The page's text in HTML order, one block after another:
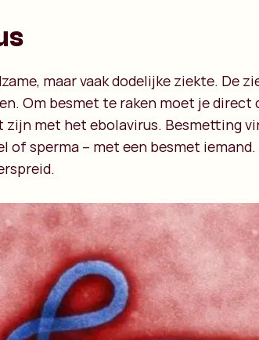
maar vaak dodelijke ziekte. De
Om besmet te raken moet je
zijn met het ebolavirus. Besmetting
of sperma – met een besmet